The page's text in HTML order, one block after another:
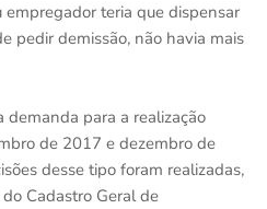
teria que dispensar
pedir demissão, não havia mais
para a realização
de 2017 e dezembro de
desse tipo foram realizadas,
Cadastro Geral de